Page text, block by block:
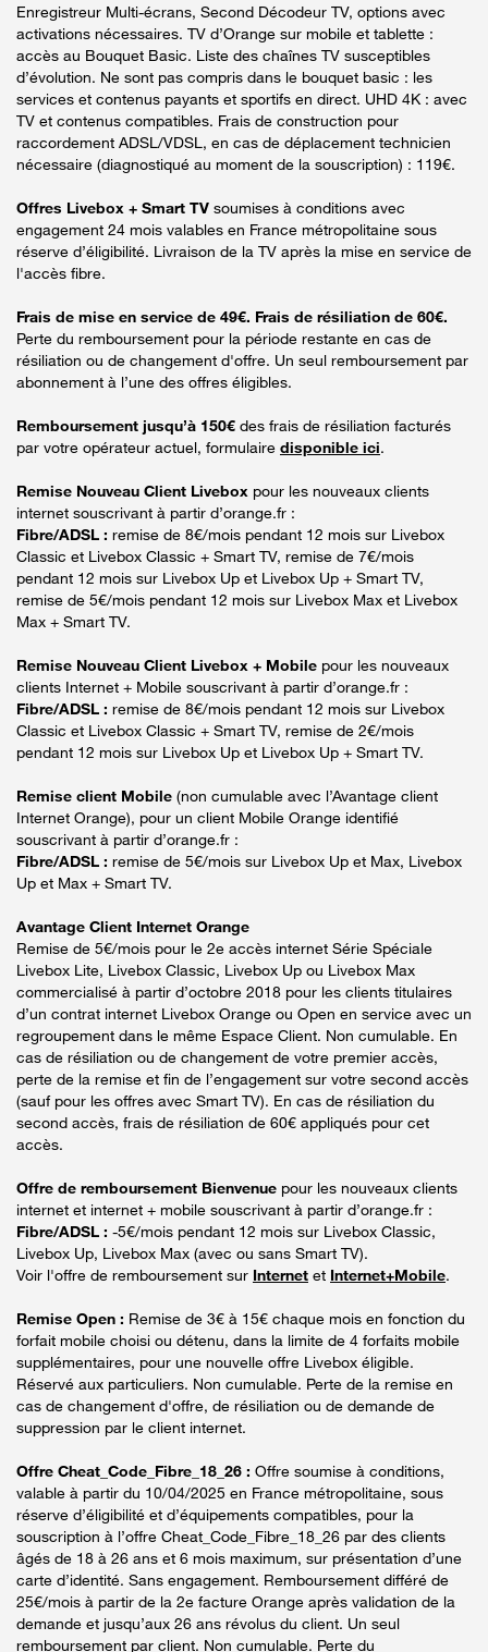
Enregistreur Multi-écrans, Second Décodeur TV, options avec
activations nécessaires. TV d’Orange sur mobile et tablette :
accès au Bouquet Basic. Liste des chaînes TV susceptibles
d’évolution. Ne sont pas compris dans le bouquet basic : les
services et contenus payants et sportifs en direct. UHD 4K : avec
TV et contenus compatibles. Frais de construction pour
raccordement ADSL/VDSL, en cas de déplacement technicien
nécessaire (diagnostiqué au moment de la souscription) : 119€.
Offres Livebox + Smart TV soumises à conditions avec
engagement 24 mois valables en France métropolitaine sous
réserve d’éligibilité. Livraison de la TV après la mise en service de
l'accès fibre.
Frais de mise en service de 49€. Frais de résiliation de 60€.
Perte du remboursement pour la période restante en cas de
résiliation ou de changement d'offre. Un seul remboursement par
abonnement à l’une des offres éligibles.
Remboursement jusqu’à 150€ des frais de résiliation facturés
par votre opérateur actuel, formulaire disponible ici.
Remise Nouveau Client Livebox pour les nouveaux clients
internet souscrivant à partir d’orange.fr :
Fibre/ADSL : remise de 8€/mois pendant 12 mois sur Livebox
Classic et Livebox Classic + Smart TV, remise de 7€/mois
pendant 12 mois sur Livebox Up et Livebox Up + Smart TV,
remise de 5€/mois pendant 12 mois sur Livebox Max et Livebox
Max + Smart TV.
Remise Nouveau Client Livebox + Mobile pour les nouveaux
clients Internet + Mobile souscrivant à partir d’orange.fr :
Fibre/ADSL : remise de 8€/mois pendant 12 mois sur Livebox
Classic et Livebox Classic + Smart TV, remise de 2€/mois
pendant 12 mois sur Livebox Up et Livebox Up + Smart TV.
Remise client Mobile (non cumulable avec l’Avantage client
Internet Orange), pour un client Mobile Orange identifié
souscrivant à partir d’orange.fr :
Fibre/ADSL : remise de 5€/mois sur Livebox Up et Max, Livebox
Up et Max + Smart TV.
Avantage Client Internet Orange
Remise de 5€/mois pour le 2e accès internet Série Spéciale
Livebox Lite, Livebox Classic, Livebox Up ou Livebox Max
commercialisé à partir d’octobre 2018 pour les clients titulaires
d’un contrat internet Livebox Orange ou Open en service avec un
regroupement dans le même Espace Client. Non cumulable. En
cas de résiliation ou de changement de votre premier accès,
perte de la remise et fin de l’engagement sur votre second accès
(sauf pour les offres avec Smart TV). En cas de résiliation du
second accès, frais de résiliation de 60€ appliqués pour cet
accès.
Offre de remboursement Bienvenue pour les nouveaux clients
internet et internet + mobile souscrivant à partir d’orange.fr :
Fibre/ADSL : -5€/mois pendant 12 mois sur Livebox Classic,
Livebox Up, Livebox Max (avec ou sans Smart TV).
Voir l'offre de remboursement sur Internet et Internet+Mobile.
Remise Open : Remise de 3€ à 15€ chaque mois en fonction du
forfait mobile choisi ou détenu, dans la limite de 4 forfaits mobile
supplémentaires, pour une nouvelle offre Livebox éligible.
Réservé aux particuliers. Non cumulable. Perte de la remise en
cas de changement d'offre, de résiliation ou de demande de
suppression par le client internet.
Offre Cheat_Code_Fibre_18_26 : Offre soumise à conditions,
valable à partir du 10/04/2025 en France métropolitaine, sous
réserve d’éligibilité et d’équipements compatibles, pour la
souscription à l’offre Cheat_Code_Fibre_18_26 par des clients
âgés de 18 à 26 ans et 6 mois maximum, sur présentation d’une
carte d’identité. Sans engagement. Remboursement différé de
25€/mois à partir de la 2e facture Orange après validation de la
demande et jusqu’aux 26 ans révolus du client. Un seul
remboursement par client. Non cumulable. Perte du